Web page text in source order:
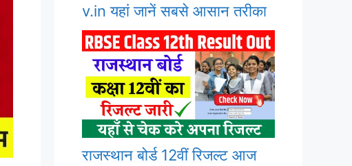
v.in यहां जानें सबसे आसान तरीका
राजस्थान बोर्ड 12वीं रिजल्ट आज